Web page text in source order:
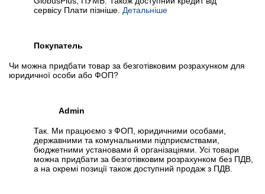
сервісу Плати пізніше. Детальніше
Покупатель
Чи можна придбати товар за безготівковим розрахунком для
юридичної особи або ФОП?
Admin
Так. Ми працюємо з ФОП, юридичними особами,
державними та комунальними підприємствами,
бюджетними установами й організаціями. Усі товари
можна придбати за безготівковим розрахунком без ПДВ,
а на окремі позиції також доступний продаж з ПДВ.